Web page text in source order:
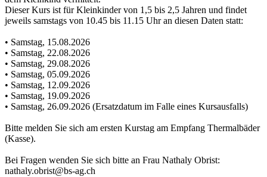
Dieser Kurs ist für Kleinkinder von 1,5 bis 2,5 Jahren und findet
jeweils samstags von 10.45 bis 11.15 Uhr an diesen Daten statt:
• Samstag, 15.08.2026
• Samstag, 22.08.2026
• Samstag, 29.08.2026
• Samstag, 05.09.2026
• Samstag, 12.09.2026
• Samstag, 19.09.2026
• Samstag, 26.09.2026 (Ersatzdatum im Falle eines Kursausfalls)
Bitte melden Sie sich am ersten Kurstag am Empfang Thermalbäder
(Kasse).
Bei Fragen wenden Sie sich bitte an Frau Nathaly Obrist:
nathaly.obrist@bs-ag.ch